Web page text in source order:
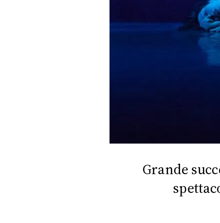
CONSIGLIAGrande